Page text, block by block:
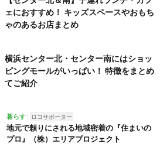
ェにおすすめ！ キッズスペースやおもち
ゃのあるお店まとめ
横浜センター北・センター南にはショッ
ピングモールがいっぱい！ 特徴をまとめ
てご紹介
暮らす ロコサポーター
地元で頼りにされる地域密着の『住まいの
プロ』（株）エリアプロジェクト